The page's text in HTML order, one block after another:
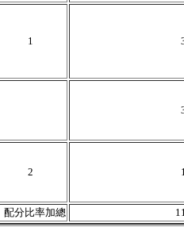
1
2
配分比率加總